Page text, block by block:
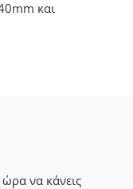
και
να κάνεις